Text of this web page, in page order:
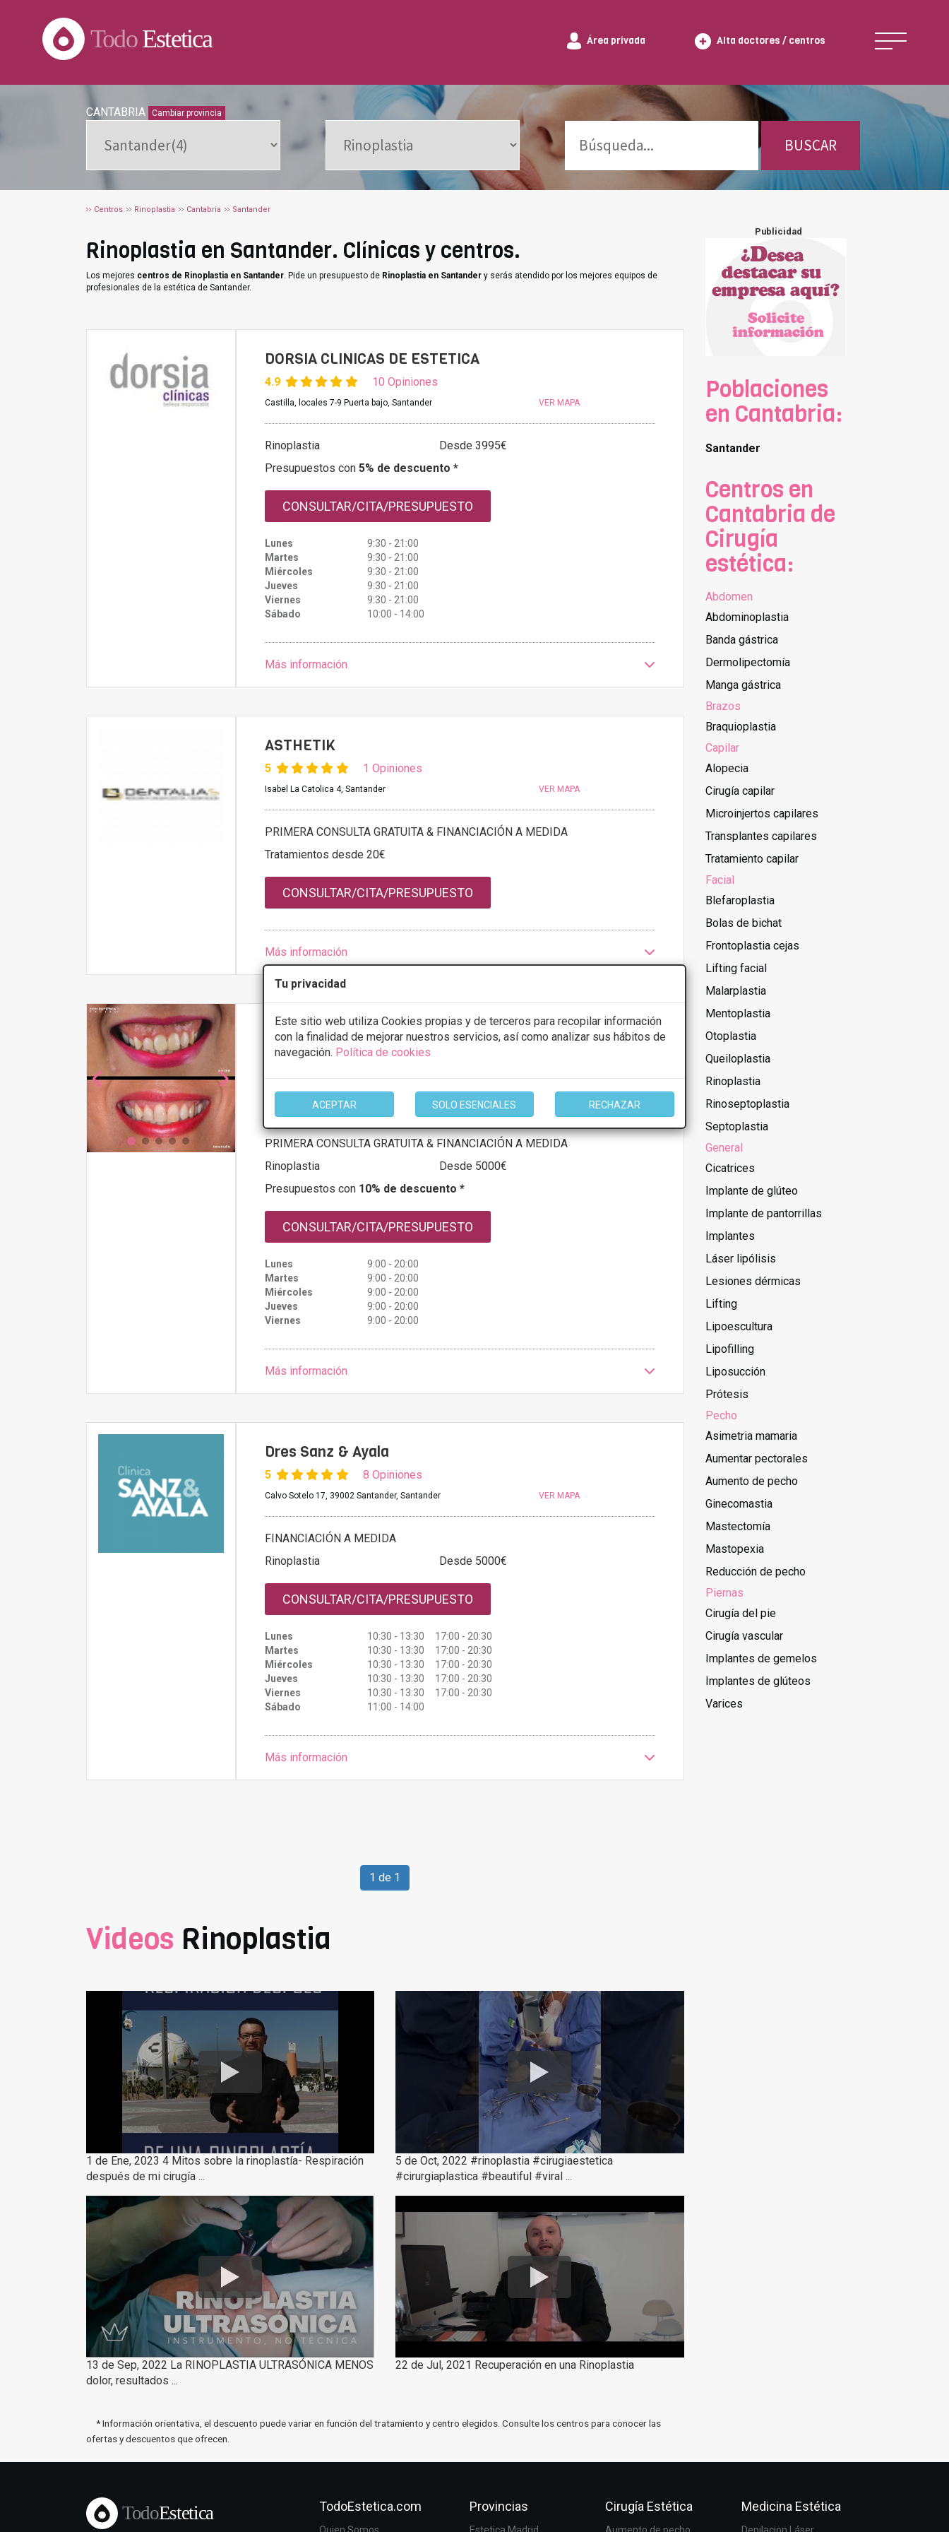
Tu privacidad
Este sitio web utiliza Cookies propias y de terceros para recopilar información
con la finalidad de mejorar nuestros servicios, así como analizar sus hábitos de
navegación. Política de cookies
ACEPTAR SOLO ESENCIALES RECHAZAR
TodoEstetica Área privada Alta doctores / centros
CANTABRIA Cambiar provincia
BUSCAR
Centros Rinoplastia Cantabria Santander
Rinoplastia en Santander. Clínicas y centros.
Los mejores centros de Rinoplastia en Santander. Pide un presupuesto de Rinoplastia en Santander y serás atendido por los mejores equipos de
profesionales de la estética de Santander.
DORSIA CLINICAS DE ESTETICA
4.9 10 Opiniones
Castilla, locales 7-9 Puerta bajo, Santander VER MAPA
Rinoplastia
Desde 3995€
Presupuestos con 5% de descuento *
CONSULTAR/CITA/PRESUPUESTO
Lunes
9:30 - 21:00
Martes
9:30 - 21:00
Miércoles
9:30 - 21:00
Jueves
9:30 - 21:00
Viernes
9:30 - 21:00
Sábado
10:00 - 14:00
Más información
ASTHETIK
5 1 Opiniones
Isabel La Catolica 4, Santander VER MAPA
PRIMERA CONSULTA GRATUITA & FINANCIACIÓN A MEDIDA
Tratamientos desde 20€
CONSULTAR/CITA/PRESUPUESTO
Más información
Dr. Perez Villar
4 Opiniones
Avenida de Santa Cruz, Planta 2, Clínica 32 del Centro de
Cantabria, Santander
VER MAPA
PRIMERA CONSULTA GRATUITA & FINANCIACIÓN A MEDIDA
Rinoplastia
Desde 5000€
Presupuestos con 10% de descuento *
CONSULTAR/CITA/PRESUPUESTO
Lunes
9:00 - 20:00
Martes
9:00 - 20:00
Miércoles
9:00 - 20:00
Jueves
9:00 - 20:00
Viernes
9:00 - 20:00
Más información
Dres Sanz & Ayala
5 8 Opiniones
Calvo Sotelo 17, 39002 Santander, Santander VER MAPA
FINANCIACIÓN A MEDIDA
Rinoplastia
Desde 5000€
CONSULTAR/CITA/PRESUPUESTO
Lunes
10:30 - 13:30 17:00 - 20:30
Martes
10:30 - 13:30 17:00 - 20:30
Miércoles
10:30 - 13:30 17:00 - 20:30
Jueves
10:30 - 13:30 17:00 - 20:30
Viernes
10:30 - 13:30 17:00 - 20:30
Sábado
11:00 - 14:00
Más información
1 de 1
Videos Rinoplastia
1 de Ene, 2023 4 Mitos sobre la rinoplastía- Respiración
después de mi cirugía ...
5 de Oct, 2022 #rinoplastia #cirugiaestetica
#cirurgiaplastica #beautiful #viral ...
13 de Sep, 2022 La RINOPLASTIA ULTRASÓNICA MENOS
dolor, resultados ...
22 de Jul, 2021 Recuperación en una Rinoplastia
* Información orientativa, el descuento puede variar en función del tratamiento y centro elegidos. Consulte los centros para conocer las
ofertas y descuentos que ofrecen.
Publicidad
Poblaciones
en Cantabria:
Santander
Centros en
Cantabria de
Cirugía
estética:
Abdomen
Abdominoplastia
Banda gástrica
Dermolipectomía
Manga gástrica
Brazos
Braquioplastia
Capilar
Alopecia
Cirugía capilar
Microinjertos capilares
Transplantes capilares
Tratamiento capilar
Facial
Blefaroplastia
Bolas de bichat
Frontoplastia cejas
Lifting facial
Malarplastia
Mentoplastia
Otoplastia
Queiloplastia
Rinoplastia
Rinoseptoplastia
Septoplastia
General
Cicatrices
Implante de glúteo
Implante de pantorrillas
Implantes
Láser lipólisis
Lesiones dérmicas
Lifting
Lipoescultura
Lipofilling
Liposucción
Prótesis
Pecho
Asimetria mamaria
Aumentar pectorales
Aumento de pecho
Ginecomastia
Mastectomía
Mastopexia
Reducción de pecho
Piernas
Cirugía del pie
Cirugía vascular
Implantes de gemelos
Implantes de glúteos
Varices
TodoEstetica TodoEstetica.com Provincias Cirugía Estética Medicina Estética